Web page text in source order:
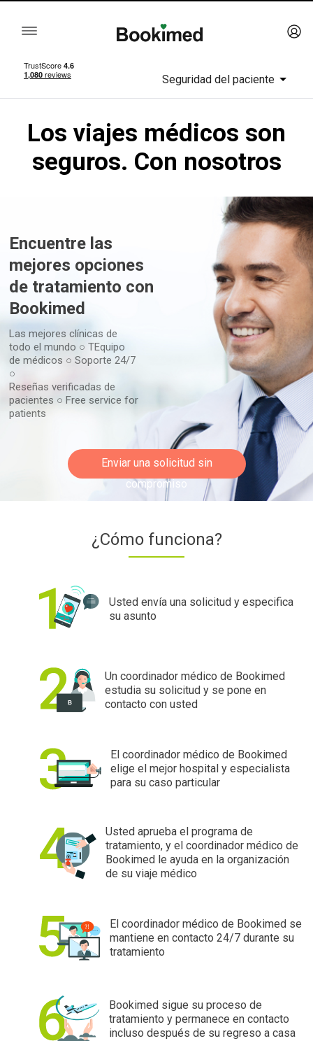
Seguridad del paciente
Los viajes médicos son
seguros. Con nosotros
Encuentre las
mejores opciones
de tratamiento con
Bookimed
Las mejores clínicas de
todo el mundo ○ TEquipo
de médicos ○ Soporte 24/7
○
Reseñas verificadas de
pacientes ○ Free service for
patients
Enviar una solicitud sin
compromiso
¿Cómo funciona?
Usted envía una solicitud y especifica
su asunto
Un coordinador médico de Bookimed
estudia su solicitud y se pone en
contacto con usted
El coordinador médico de Bookimed
elige el mejor hospital y especialista
para su caso particular
Usted aprueba el programa de
tratamiento, y el coordinador médico de
Bookimed le ayuda en la organización
de su viaje médico
El coordinador médico de Bookimed se
mantiene en contacto 24/7 durante su
tratamiento
Bookimed sigue su proceso de
tratamiento y permanece en contacto
incluso después de su regreso a casa